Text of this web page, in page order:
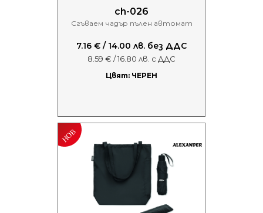
ch-026
Сгъваем чадър пълен автомат
7.16 € / 14.00 лв. без ДДС
8.59 € / 16.80 лв. с ДДС
Цвят: ЧЕРЕН